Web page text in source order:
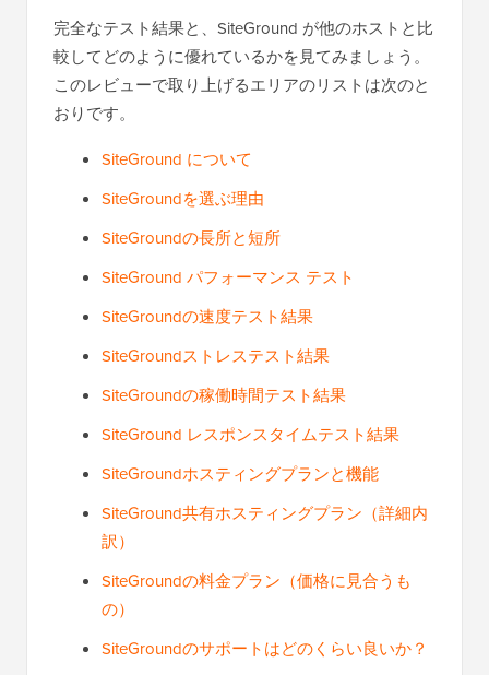
完全なテスト結果と、SiteGround が他のホストと比
較してどのように優れているかを見てみましょう。
このレビューで取り上げるエリアのリストは次のと
おりです。
SiteGround について
SiteGroundを選ぶ理由
SiteGroundの長所と短所
SiteGround パフォーマンス テスト
SiteGroundの速度テスト結果
SiteGroundストレステスト結果
SiteGroundの稼働時間テスト結果
SiteGround レスポンスタイムテスト結果
SiteGroundホスティングプランと機能
SiteGround共有ホスティングプラン（詳細内
訳）
SiteGroundの料金プラン（価格に見合うも
の）
SiteGroundのサポートはどのくらい良いか？